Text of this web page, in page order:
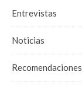
Entrevistas
Noticias
Recomendaciones